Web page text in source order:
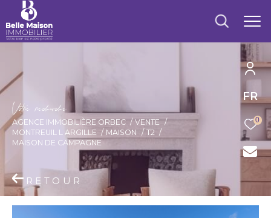
FR
0
Vore recece
AGENCE IMMOBILIÈRE ORBEC
VENTE
MONTREUIL L ARGILLE
MAISON
T2
MAISON DE CAMPAGNE
RETOUR